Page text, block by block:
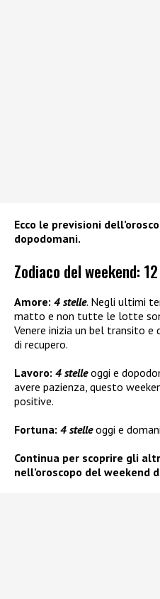
Ecco le previsioni
dopodomani.
Zodiaco del weekend:
Amore: 4 stelle. Negli ultimi
matto e non tutte le lotte
Venere inizia un bel transito e
di recupero.
Lavoro: 4 stelleoggi e
avere pazienza, questo
positive.
Fortuna: 4 stelleoggi e domani,
Continua per scoprire gli
nell’oroscopo del weekend